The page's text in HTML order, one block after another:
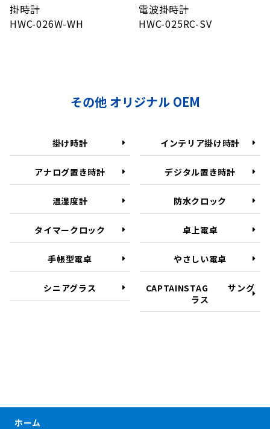
掛時計
HWC-026W-WH
電波掛時計
HWC-025RC-SV
その他 オリジナル OEM
掛け時計 インテリア掛け時計
アナログ置き時計 デジタル置き時計
温湿度計 防水クロック
タイマークロック 卓上電卓
手帳型電卓 やさしい電卓
シニアグラス
CAPTAINSTAG サング
ラス
ホーム